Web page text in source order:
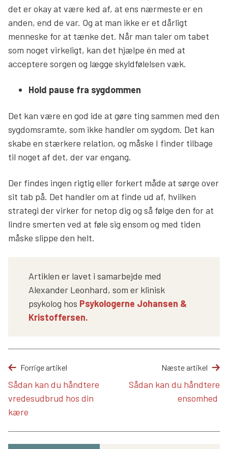
det er okay at være ked af, at ens nærmeste er en
anden, end de var. Og at man ikke er et dårligt
menneske for at tænke det. Når man taler om tabet
som noget virkeligt, kan det hjælpe én med at
acceptere sorgen og lægge skyldfølelsen væk.
Hold pause fra sygdommen
Det kan være en god ide at gøre ting sammen med den
sygdomsramte, som ikke handler om sygdom. Det kan
skabe en stærkere relation, og måske I finder tilbage
til noget af det, der var engang.
Der findes ingen rigtig eller forkert måde at sørge over
sit tab på. Det handler om at finde ud af, hvilken
strategi der virker for netop dig og så følge den for at
lindre smerten ved at føle sig ensom og med tiden
måske slippe den helt.
Artiklen er lavet i samarbejde med
Alexander Leonhard, som er klinisk
psykolog hos Psykologerne Johansen &
Kristoffersen.
Forrige artikel
Sådan kan du håndtere
vredesudbrud hos din
kære
Næste artikel
Sådan kan du håndtere
ensomhed